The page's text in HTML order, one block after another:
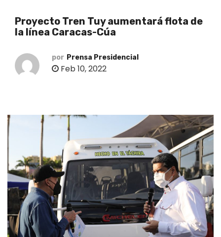
Proyecto Tren Tuy aumentará flota de
la línea Caracas-Cúa
por Prensa Presidencial
Feb 10, 2022